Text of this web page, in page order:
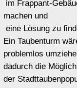
Diese Website verwendet
Cookies. Bitte sehen Sie
unsereDatenschutzrichtlinie
für Details.